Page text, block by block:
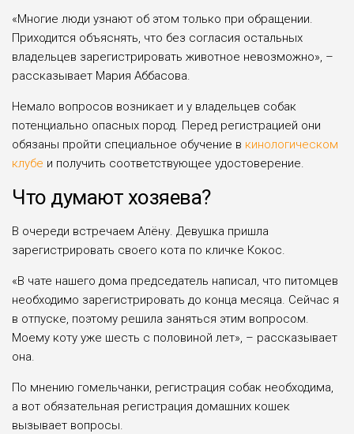
«Многие люди узнают об этом только при обращении.
Приходится объяснять, что без согласия остальных
владельцев зарегистрировать животное невозможно», –
рассказывает Мария Аббасова.
Немало вопросов возникает и у владельцев собак
потенциально опасных пород. Перед регистрацией они
обязаны пройти специальное обучение в кинологическом
клубе и получить соответствующее удостоверение.
Что думают хозяева?
В очереди встречаем Алёну. Девушка пришла
зарегистрировать своего кота по кличке Кокос.
«В чате нашего дома председатель написал, что питомцев
необходимо зарегистрировать до конца месяца. Сейчас я
в отпуске, поэтому решила заняться этим вопросом.
Моему коту уже шесть с половиной лет», – рассказывает
она.
По мнению гомельчанки, регистрация собак необходима,
а вот обязательная регистрация домашних кошек
вызывает вопросы.